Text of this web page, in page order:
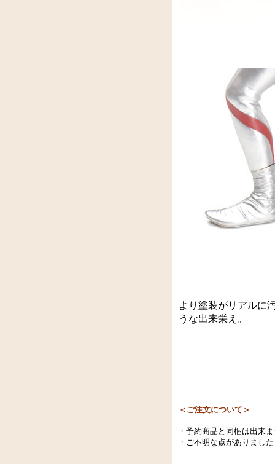
より塗装がリアルに
うな出来栄え。
＜ご注文について＞
・予約商品と同梱は出来
・ご不明な点がありまし